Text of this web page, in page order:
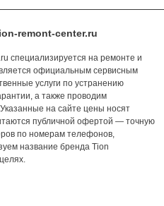
remont-center.ru
специализируется на ремонте и
официальным сервисным
услуги по устранению
а также проводим
Указанные на сайте цены носят
публичной офертой — точную
по номерам телефонов,
название бренда Tion